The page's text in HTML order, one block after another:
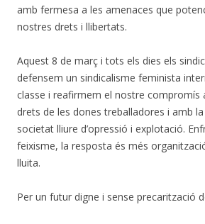
amb fermesa a les amenaces que
nostres drets i llibertats.
Aquest 8 de març i tots els dies els
defensem un sindicalisme feminista
classe i reafirmem el nostre compromís
drets de les dones treballadores i amb la
societat lliure d’opressió i explotació.
feixisme, la resposta és més
lluita.
Per un futur digne i sense precarització